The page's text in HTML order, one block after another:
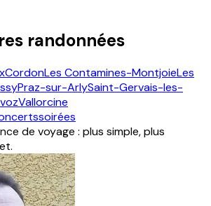
randonnées
CordonLes Contamines-MontjoieLes
Praz-sur-ArlySaint-Gervais-les-
Vallorcine
soirées
de voyage : plus simple, plus